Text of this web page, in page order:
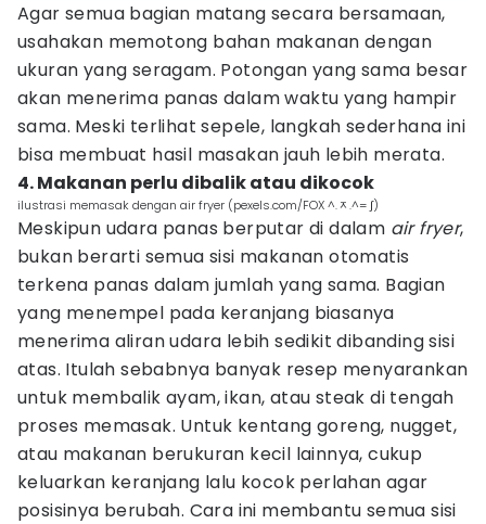
Agar semua bagian matang secara bersamaan,
usahakan memotong bahan makanan dengan
ukuran yang seragam. Potongan yang sama besar
akan menerima panas dalam waktu yang hampir
sama. Meski terlihat sepele, langkah sederhana ini
bisa membuat hasil masakan jauh lebih merata.
4. Makanan perlu dibalik atau dikocok
ilustrasi memasak dengan air fryer (pexels.com/FOX ^.ᆽ.^= ∫)
Meskipun udara panas berputar di dalam air fryer,
bukan berarti semua sisi makanan otomatis
terkena panas dalam jumlah yang sama. Bagian
yang menempel pada keranjang biasanya
menerima aliran udara lebih sedikit dibanding sisi
atas. Itulah sebabnya banyak resep menyarankan
untuk membalik ayam, ikan, atau steak di tengah
proses memasak. Untuk kentang goreng, nugget,
atau makanan berukuran kecil lainnya, cukup
keluarkan keranjang lalu kocok perlahan agar
posisinya berubah. Cara ini membantu semua sisi